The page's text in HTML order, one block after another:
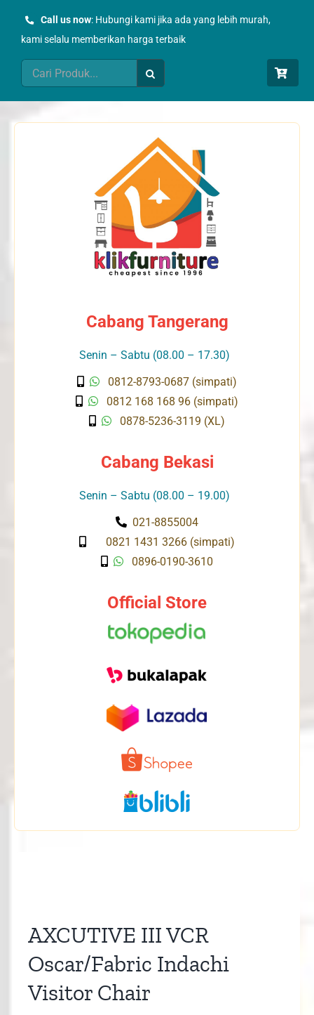
Call us now: Hubungi kami jika ada yang lebih murah,
kami selalu memberikan harga terbaik
Search
for:
Cabang Tangerang
Senin – Sabtu (08.00 – 17.30)
0812-8793-0687 (simpati)
0812 168 168 96 (simpati)
0878-5236-3119 (XL)
Cabang Bekasi
Senin – Sabtu (08.00 – 19.00)
021-8855004
0821 1431 3266 (simpati)
0896-0190-3610
Official Store
AXCUTIVE III VCR
Oscar/Fabric Indachi
Visitor Chair